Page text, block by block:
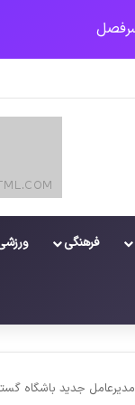
در خوزستان / نگرانی از
فرهنگی
جدید باشگاه